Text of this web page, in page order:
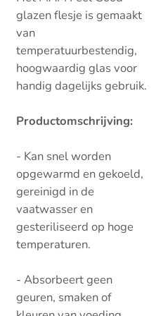
glazen flesje is gemaakt
van
temperatuurbestendig,
hoogwaardig glas voor
handig dagelijks gebruik.
Productomschrijving:
- Kan snel worden
opgewarmd en gekoeld,
gereinigd in de
vaatwasser en
gesteriliseerd op hoge
temperaturen.
- Absorbeert geen
geuren, smaken of